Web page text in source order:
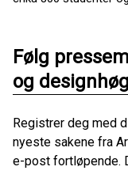
Følg
og
Registrer deg med
nyeste sakene fra
e-post fortløpende.